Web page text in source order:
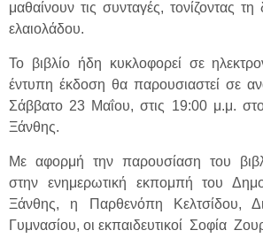
μαθαίνουν τις συνταγές, τονίζοντας τη
ελαιολάδου.
Το βιβλίο ήδη κυκλοφορεί σε
έντυπη έκδοση θα παρουσιαστεί σε
Σάββατο 23 Μαΐου, στις 19:00 μ.μ.
Ξάνθης.
Με αφορμή την παρουσίαση του
στην ενημερωτική εκπομπή του
Ξάνθης, η Παρθενόπη Κελτσίδου,
Γυμνασίου, οι εκπαιδευτικοί Σοφία